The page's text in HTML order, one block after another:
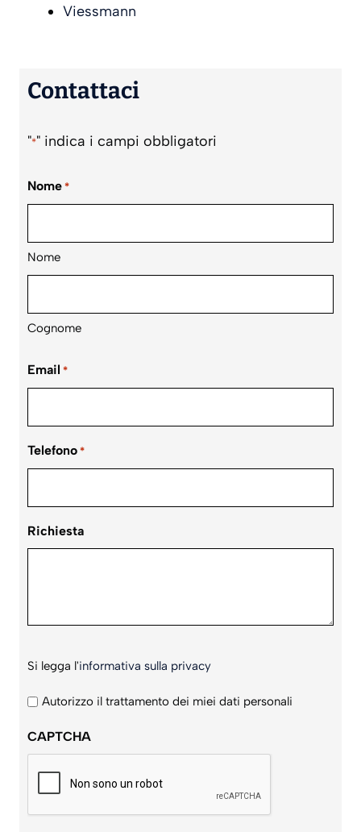
Viessmann
Contattaci
"*" indica i campi obbligatori
Nome *
Nome
Cognome
Email *
Telefono *
Richiesta
legga
l'informativa
privacy
Si legga l'informativa sulla privacy
Autorizzo il trattamento dei miei dati personali
CAPTCHA